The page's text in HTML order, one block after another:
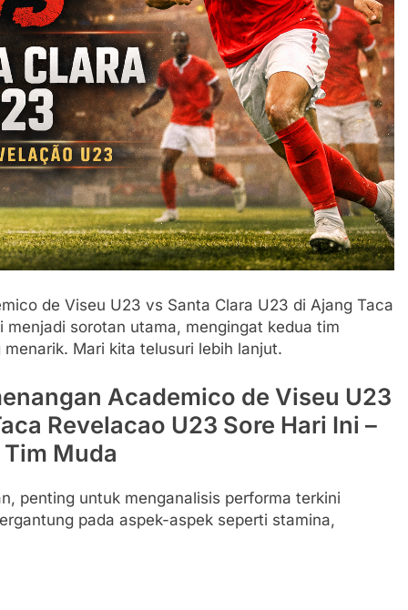
de Viseu U23 vs Santa Clara U23 di Ajang Taca
sorotan utama, mengingat kedua tim
Mari kita telusuri lebih lanjut.
Academico de Viseu U23
Revelacao U23 Sore Hari Ini –
Muda
penting untuk menganalisis performa terkini
pada aspek-aspek seperti stamina,